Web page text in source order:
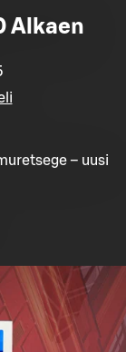
Alkaen
– uusi